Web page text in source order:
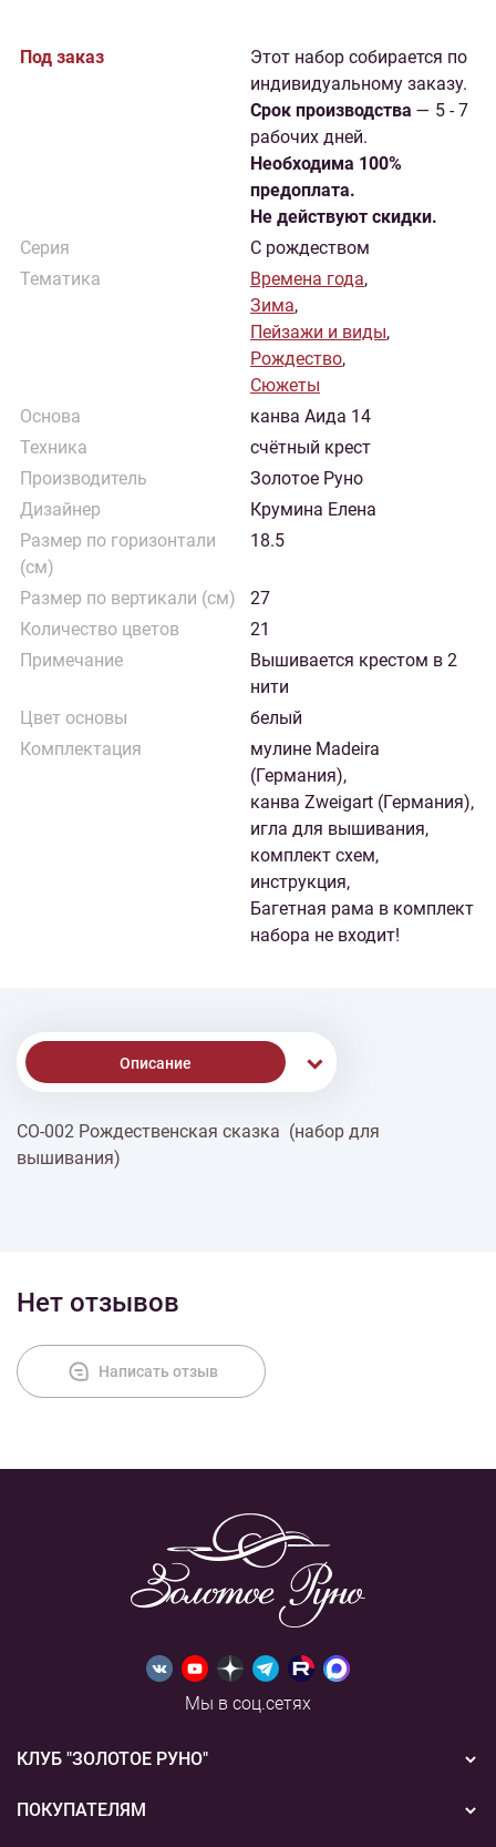
Под заказ
Этот набор собирается по
индивидуальному заказу.
Cрок производства — 5 - 7
рабочих дней.
Необходима 100%
предоплата.
Не действуют скидки.
Серия
С рождеством
Тематика
Времена года,
Зима,
Пейзажи и виды,
Рождество,
Сюжеты
Основа
канва Аида 14
Техника
счётный крест
Производитель
Золотое Руно
Дизайнер
Крумина Елена
Размер по горизонтали
(см)
18.5
Размер по вертикали (см)
27
Количество цветов
21
Примечание
Вышивается крестом в 2
нити
Цвет основы
белый
Комплектация
мулине Madeira
(Германия),
канва Zweigart (Германия),
игла для вышивания,
комплект схем,
инструкция,
Багетная рама в комплект
набора не входит!
Описание
Доставка
СО-002 Рождественская сказка (набор для
вышивания)
Нет отзывов
Написать отзыв
Мы в соц.сетях
КЛУБ "ЗОЛОТОЕ РУНО"
Новости
ПОКУПАТЕЛЯМ